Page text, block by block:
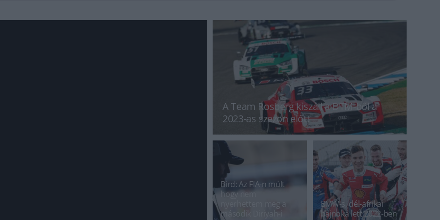
A Team Rosberg kiszáll a DTM-ből a
2023-as szezon előtt
Bird: Az FIA-n múlt
hogy nem
nyerhettem meg a
második Diriyah-i
BMW-s, dél-afrikai
bajnoka lett 2022-ben